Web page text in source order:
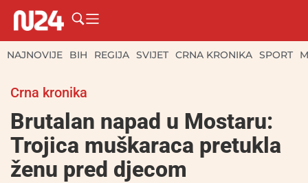
NAJNOVIJE BIH REGIJA SVIJET CRNA KRONIKA SPORT
Crna kronika
Brutalan napad u Mostaru:
Trojica muškaraca pretukla
ženu pred djecom